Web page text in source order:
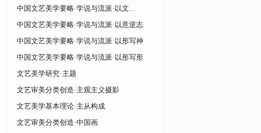
中国文艺美学要略·学说与流派·以文...
中国文艺美学要略·学说与流派·以意逆志
中国文艺美学要略·学说与流派·以形写神
中国文艺美学要略·学说与流派·以形写形
文艺美学研究·主题
文艺审美分类创造·主观主义摄影
文艺美学基本理论·主从构成
文艺审美分类创造·中国画